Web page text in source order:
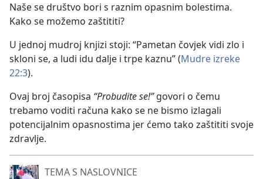
Naše se društvo bori s raznim opasnim bolestima.
Kako se možemo zaštititi?
U jednoj mudroj knjizi stoji: “Pametan čovjek vidi zlo i
skloni se, a ludi idu dalje i trpe kaznu” (Mudre izreke
22:3).
Ovaj broj časopisa “Probudite se!”govori o čemu
trebamo voditi računa kako se ne bismo izlagali
potencijalnim opasnostima jer ćemo tako zaštititi svoje
zdravlje.
TEMA S NASLOVNICE